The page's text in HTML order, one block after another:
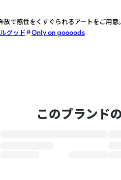
放で感性をくすぐられるアートをご用
グッド
Only on goooods
このブランド